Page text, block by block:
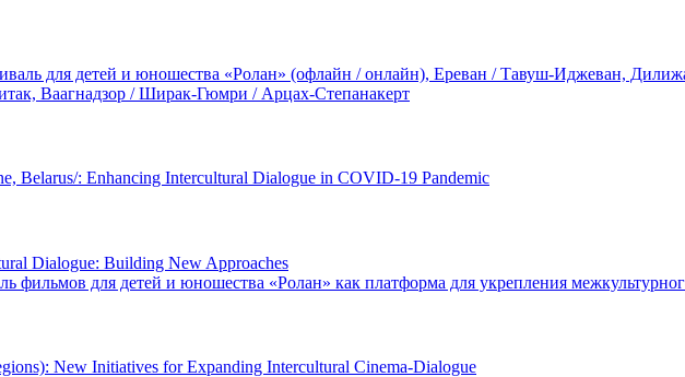
для детей и юношества «Ролан» (офлайн / онлайн), Ереван / Тавуш-Иджеван,
Ваагнадзор / Ширак-Гюмри / Арцах-Степанакерт
Belarus/: Enhancing Intercultural Dialogue in COVID-19 Pandemic
Dialogue: Building New Approaches
фильмов для детей и юношества «Ролан» как платформа для укрепления
New Initiatives for Expanding Intercultural Cinema-Dialogue